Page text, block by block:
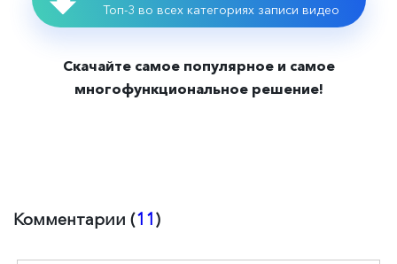
Топ-3 во всех категориях записи видео
Скачайте самое популярное и самое
многофункциональное решение!
Комментарии (11)